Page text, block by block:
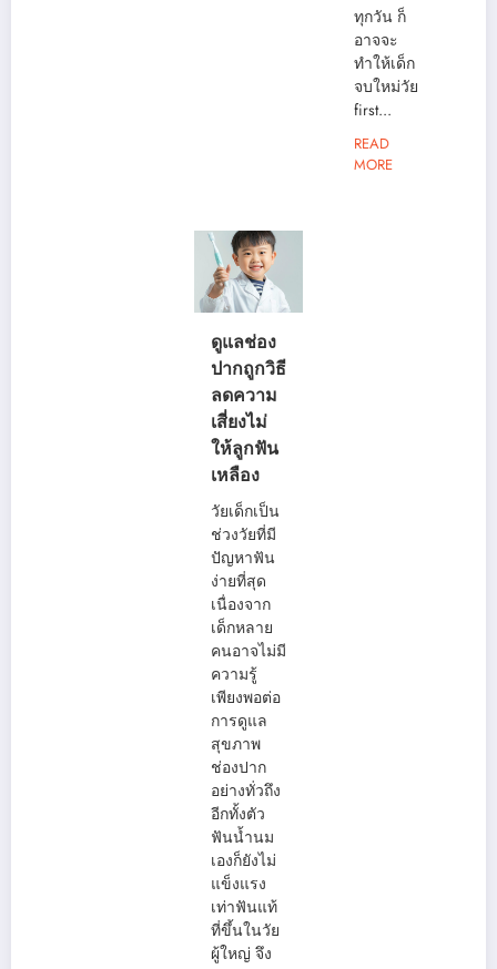
ทุกวัน ก็
อาจจะ
ทำให้เด็ก
จบใหม่วัย
first...
READ
MORE
ดูแลช่อง
ปากถูกวิธี
ลดความ
เสี่ยงไม่
ให้ลูกฟัน
เหลือง
วัยเด็กเป็น
ช่วงวัยที่มี
ปัญหาฟัน
ง่ายที่สุด
เนื่องจาก
เด็กหลาย
คนอาจไม่มี
ความรู้
เพียงพอต่อ
การดูแล
สุขภาพ
ช่องปาก
อย่างทั่วถึง
อีกทั้งตัว
ฟันน้ำนม
เองก็ยังไม่
แข็งแรง
เท่าฟันแท้
ที่ขึ้นในวัย
ผู้ใหญ่ จึง